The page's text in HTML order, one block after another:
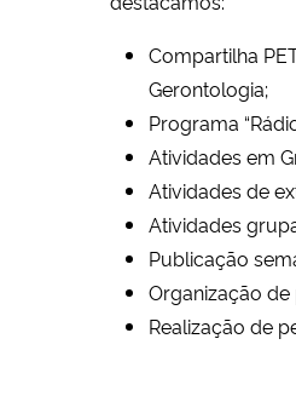
Compartilha
Gerontologia;
Programa
Atividades em
Atividades de
Atividades
Publicação
Organização
Realização de